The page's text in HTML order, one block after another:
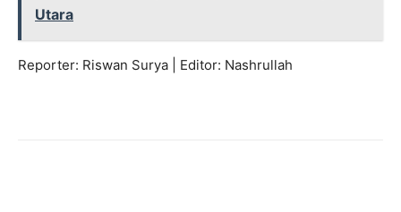
Utara
Reporter: Riswan Surya | Editor: Nashrullah